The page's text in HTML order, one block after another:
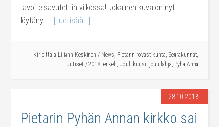
tavoite savutettiin viikossa! Jokainen kuva on nyt
löytänyt … [Lue lisää...]
Kirjoittaja Liliann Keskinen / News, Pietarin rovastikunta, Seurakunnat,
Uutiset / 2018, enkeli, Joulukuusi, joululahja, Pyhä Anna
28.10.2018
Pietarin Pyhän Annan kirkko sai